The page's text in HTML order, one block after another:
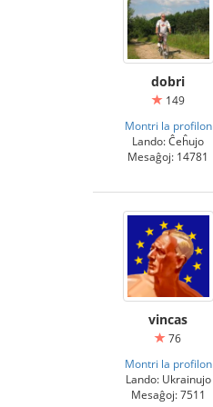
dobri
149
Montri la profilon
Lando: Ĉeĥujo
Mesaĝoj: 14781
vincas
76
Montri la profilon
Lando: Ukrainujo
Mesaĝoj: 7511